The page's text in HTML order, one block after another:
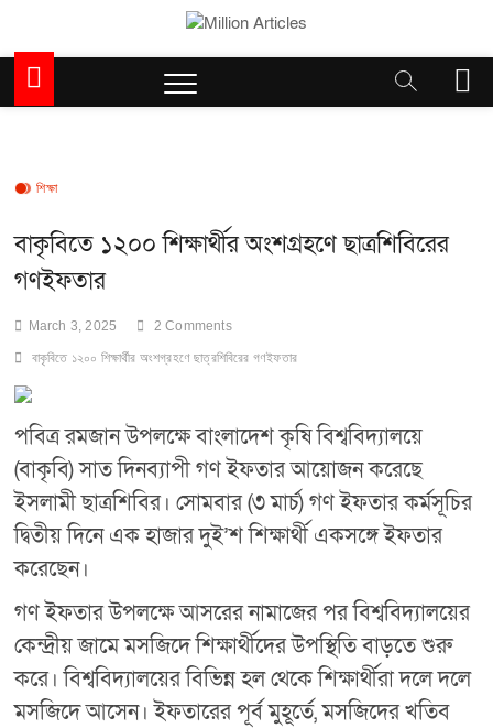
contentMillion Articles
M
e
শিক্ষা
বাকৃবিতে ১২০০ শিক্ষার্থীর অংশগ্রহণে ছাত্রশিবিরের
গণইফতার
March 3, 2025 2 Comments
বাকৃবিতে ১২০০ শিক্ষার্থীর অংশগ্রহণে ছাত্রশিবিরের গণইফতার
পবিত্র রমজান উপলক্ষে বাংলাদেশ কৃষি বিশ্ববিদ্যালয়ে
(বাকৃবি) সাত দিনব্যাপী গণ ইফতার আয়োজন করেছে
ইসলামী ছাত্রশিবির। সোমবার (৩ মার্চ) গণ ইফতার কর্মসূচির
দ্বিতীয় দিনে এক হাজার দুই’শ শিক্ষার্থী একসঙ্গে ইফতার
করেছেন।
গণ ইফতার উপলক্ষে আসরের নামাজের পর বিশ্ববিদ্যালয়ের
কেন্দ্রীয় জামে মসজিদে শিক্ষার্থীদের উপস্থিতি বাড়তে শুরু
করে। বিশ্ববিদ্যালয়ের বিভিন্ন হল থেকে শিক্ষার্থীরা দলে দলে
মসজিদে আসেন। ইফতারের পূর্ব মুহূর্তে, মসজিদের খতিব